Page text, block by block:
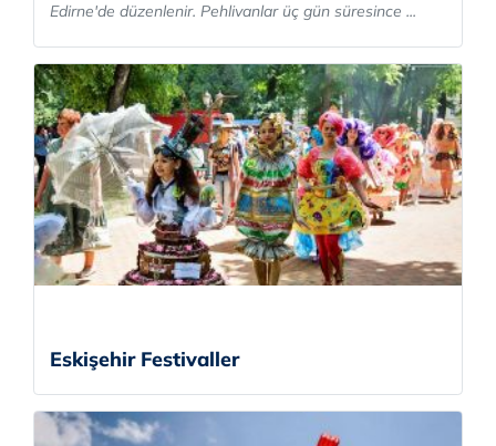
Edirne'de düzenlenir. Pehlivanlar üç gün süresince ...
Eskişehir Festivaller